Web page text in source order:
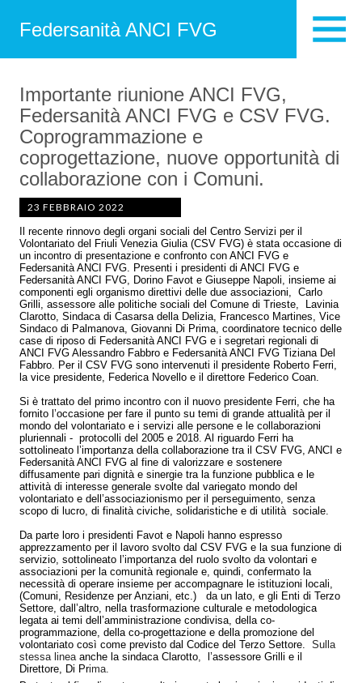
Federsanità ANCI FVG
Importante riunione ANCI FVG,
Federsanità ANCI FVG e CSV FVG.
Coprogrammazione e
coprogettazione, nuove opportunità di
collaborazione con i Comuni.
23 FEBBRAIO 2022
Il recente rinnovo degli organi sociali del Centro Servizi per il
Volontariato del Friuli Venezia Giulia (CSV FVG) è stata occasione di
un incontro di presentazione e confronto con ANCI FVG e
Federsanità ANCI FVG. Presenti i presidenti di ANCI FVG e
Federsanità ANCI FVG, Dorino Favot e Giuseppe Napoli, insieme ai
componenti egli organismo direttivi delle due associazioni, Carlo
Grilli, assessore alle politiche sociali del Comune di Trieste, Lavinia
Clarotto, Sindaca di Casarsa della Delizia, Francesco Martines, Vice
Sindaco di Palmanova, Giovanni Di Prima, coordinatore tecnico delle
case di riposo di Federsanità ANCI FVG e i segretari regionali di
ANCI FVG Alessandro Fabbro e Federsanità ANCI FVG Tiziana Del
Fabbro. Per il CSV FVG sono intervenuti il presidente Roberto Ferri,
la vice presidente, Federica Novello e il direttore Federico Coan.
Si è trattato del primo incontro con il nuovo presidente Ferri, che ha
fornito l’occasione per fare il punto su temi di grande attualità per il
mondo del volontariato e i servizi alle persone e le collaborazioni
pluriennali - protocolli del 2005 e 2018. Al riguardo Ferri ha
sottolineato l’importanza della collaborazione tra il CSV FVG, ANCI e
Federsanità ANCI FVG al fine di valorizzare e sostenere
diffusamente pari dignità e sinergie tra la funzione pubblica e le
attività di interesse generale svolte dal variegato mondo del
volontariato e dell’associazionismo per il perseguimento, senza
scopo di lucro, di finalità civiche, solidaristiche e di utilità sociale.
Da parte loro i presidenti Favot e Napoli hanno espresso
apprezzamento per il lavoro svolto dal CSV FVG e la sua funzione di
servizio, sottolineato l’importanza del ruolo svolto da volontari e
associazioni per la comunità regionale e, quindi, confermato la
necessità di operare insieme per accompagnare le istituzioni locali,
(Comuni, Residenze per Anziani, etc.) da un lato, e gli Enti di Terzo
Settore, dall’altro, nella trasformazione culturale e metodologica
legata ai temi dell’amministrazione condivisa, della co-
programmazione, della co-progettazione e della promozione del
volontariato così come previsto dal Codice del Terzo Settore. Sulla
stessa linea anche la sindaca Clarotto,
l’assessore Grilli e il
Direttore, Di Prima.